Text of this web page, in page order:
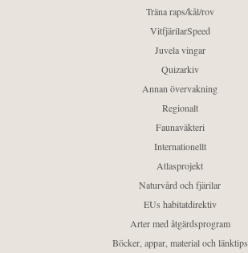
Träna raps/kål/rov
VitfjärilarSpeed
Juvela vingar
Quizarkiv
Annan övervakning
Regionalt
Faunaväkteri
Internationellt
Atlasprojekt
Naturvård och fjärilar
EUs habitatdirektiv
Arter med åtgärdsprogram
Böcker, appar, material och länktips